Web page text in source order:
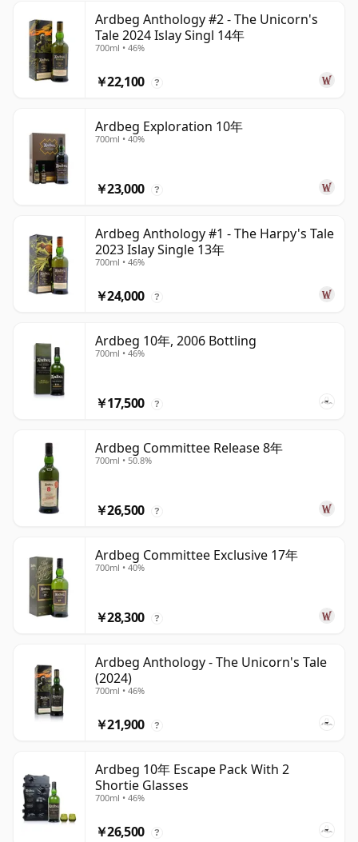
Ardbeg Anthology #2 - The Unicorn's
Tale 2024 Islay Singl 14年
700ml • 46%
￥22,100 ?
Ardbeg Exploration 10年
700ml • 40%
￥23,000 ?
Ardbeg Anthology #1 - The Harpy's Tale
2023 Islay Single 13年
700ml • 46%
￥24,000 ?
Ardbeg 10年, 2006 Bottling
700ml • 46%
￥17,500 ?
Ardbeg Committee Release 8年
700ml • 50.8%
￥26,500 ?
Ardbeg Committee Exclusive 17年
700ml • 40%
￥28,300 ?
Ardbeg Anthology - The Unicorn's Tale
(2024)
700ml • 46%
￥21,900 ?
Ardbeg 10年 Escape Pack With 2
Shortie Glasses
700ml • 46%
￥26,500 ?